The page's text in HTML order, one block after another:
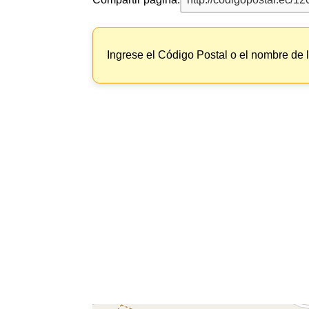
Ingrese el Código Postal o el nombre